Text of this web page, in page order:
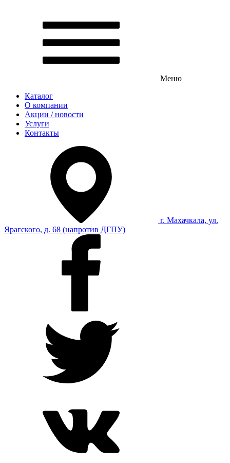
Меню
Каталог
О компании
Акции / новости
Услуги
Контакты
г. Махачкала, ул.
Ярагского, д. 68 (напротив ДГПУ)